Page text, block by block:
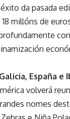
da pasada
millóns de
España e
volverá
nomes